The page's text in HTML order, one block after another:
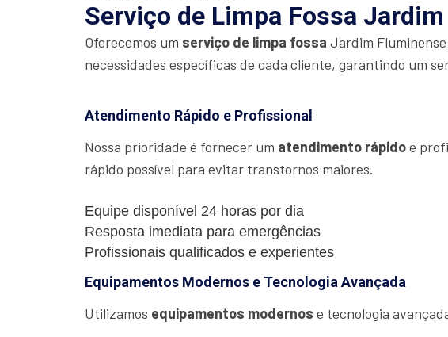
Serviço de Limpa Fossa
Oferecemos um serviço de limpa fossa Jardim
necessidades específicas de cada cliente, garantindo um
Atendimento Rápido e Profissional
Nossa prioridade é fornecer um atendimento rápidoe
rápido possível para evitar transtornos maiores.
Equipe disponível 24 horas por dia
Resposta imediata para emergências
Profissionais qualificados e experientes
Equipamentos Modernos e Tecnologia Avançada
Utilizamos equipamentos modernos e tecnologia